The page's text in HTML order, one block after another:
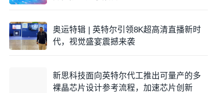
奥运特辑 | 英特尔引领8K超高清直播新时
代，视觉盛宴震撼来袭
新思科技面向英特尔代工推出可量产的多
裸晶芯片设计参考流程，加速芯片创新